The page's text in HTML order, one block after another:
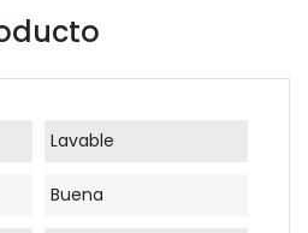
Lavable
Buena